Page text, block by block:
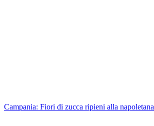
Campania: Fiori di zucca ripieni alla napoletana